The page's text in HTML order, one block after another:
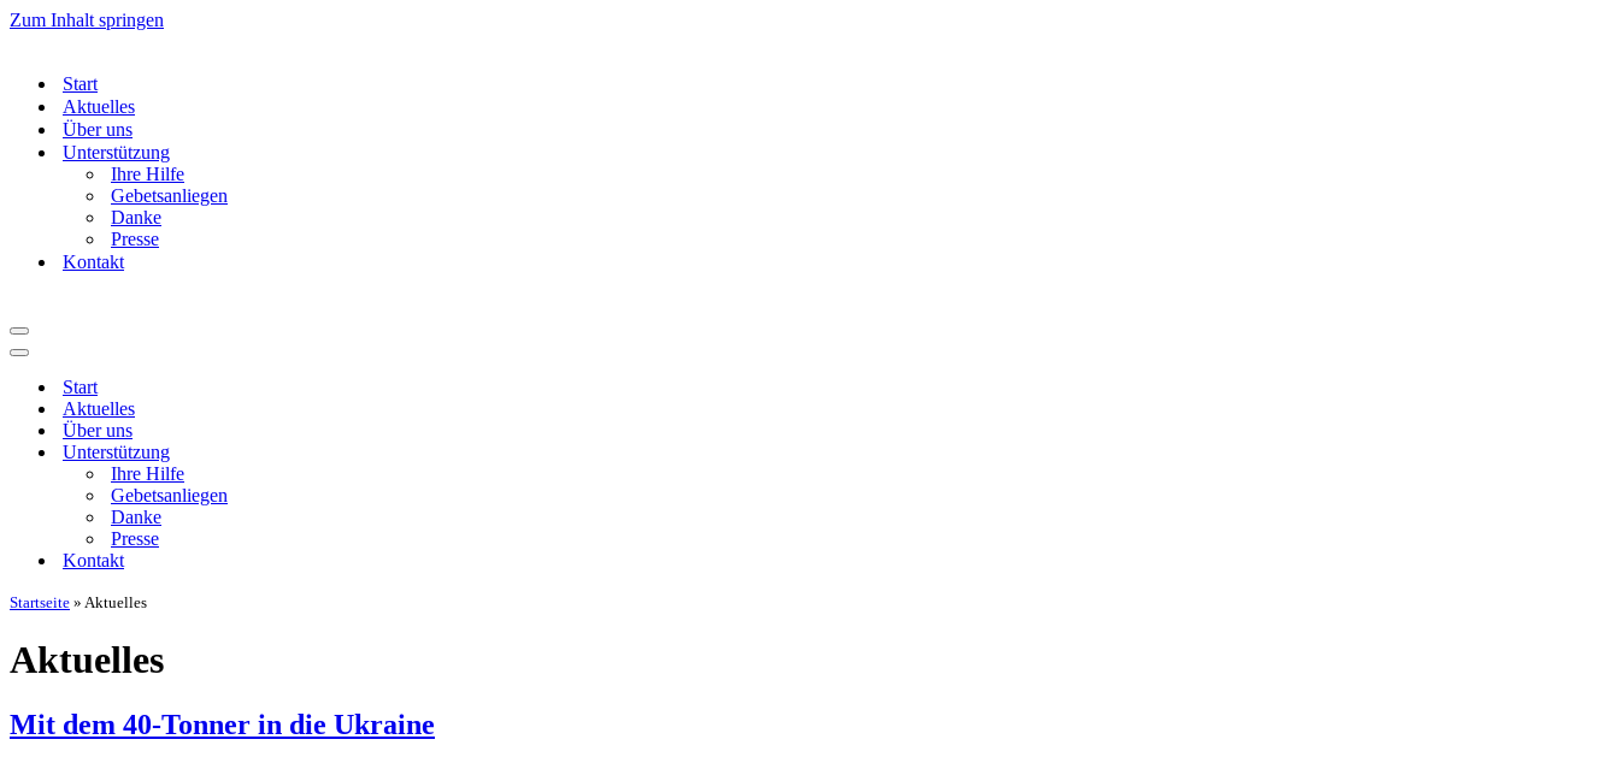
Zum Inhalt springen
Start
Aktuelles
Über uns
Unterstützung
Ihre Hilfe
Gebetsanliegen
Danke
Presse
Kontakt
Navigationsmenü
Navigationsmenü
Start
Aktuelles
Über uns
Unterstützung
Ihre Hilfe
Gebetsanliegen
Danke
Presse
Kontakt
Startseite » Aktuelles
Aktuelles
Mit dem 40-Tonner in die Ukraine